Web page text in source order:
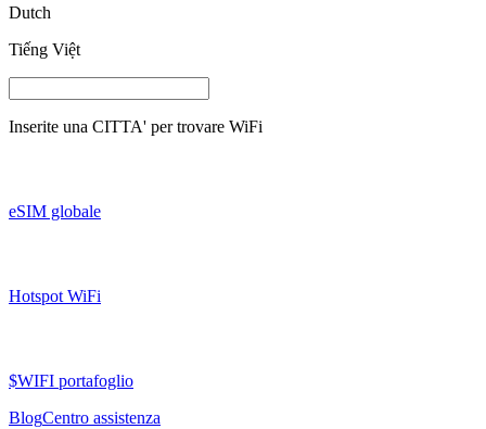
Dutch
Tiếng Việt
Inserite una CITTA' per trovare WiFi
eSIM globale
Hotspot WiFi
$WIFI portafoglio
BlogCentro assistenza